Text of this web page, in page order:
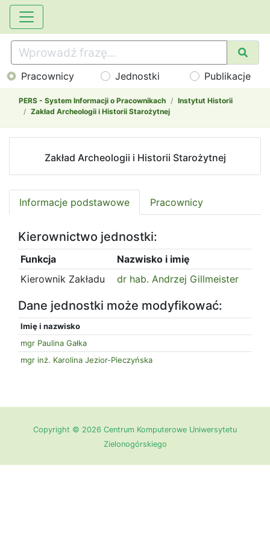
Pracownicy Jednostki Publikacje
PERS - System Informacji o Pracownikach
Instytut Historii
Zakład Archeologii i Historii Starożytnej
Zakład Archeologii i Historii Starożytnej
Informacje podstawowe Pracownicy
Kierownictwo jednostki:
Funkcja
Nazwisko i imię
Kierownik Zakładu
dr hab. Andrzej Gillmeister
Dane jednostki może modyfikować:
Imię i nazwisko
mgr Paulina Gałka
mgr inż. Karolina Jezior-Pieczyńska
Copyright © 2026 Centrum Komputerowe Uniwersytetu
Zielonogórskiego